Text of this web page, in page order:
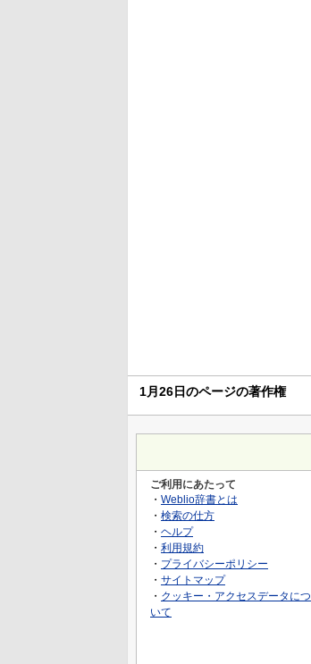
1月26日のページの著作権
ご利用にあたって
・ Weblio辞書とは
・ 検索の仕方
・ ヘルプ
・ 利用規約
・ プライバシーポリシー
・ サイトマップ
・ クッキー・アクセスデータにつ
いて